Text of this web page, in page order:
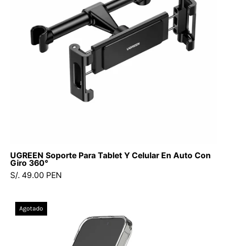
Celular
En
Auto
Con
Giro
360°
UGREEN Soporte Para Tablet Y Celular En Auto Con
Giro 360°
S/. 49.00 PEN
Cargador
para
auto
Agotado